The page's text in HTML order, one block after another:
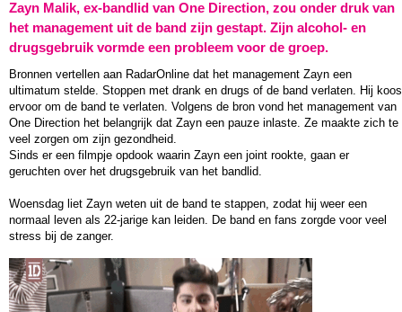
Zayn Malik, ex-bandlid van One Direction, zou onder druk van
het management uit de band zijn gestapt. Zijn alcohol- en
drugsgebruik vormde een probleem voor de groep.
Bronnen vertellen aan RadarOnline dat het management Zayn een
ultimatum stelde. Stoppen met drank en drugs of de band verlaten. Hij koos
ervoor om de band te verlaten. Volgens de bron vond het management van
One Direction het belangrijk dat Zayn een pauze inlaste. Ze maakte zich te
veel zorgen om zijn gezondheid.
Sinds er een filmpje opdook waarin Zayn een joint rookte, gaan er
geruchten over het drugsgebruik van het bandlid.
Woensdag liet Zayn weten uit de band te stappen, zodat hij weer een
normaal leven als 22-jarige kan leiden. De band en fans zorgde voor veel
stress bij de zanger.